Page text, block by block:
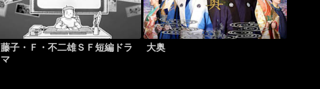
藤子・Ｆ・不二雄ＳＦ短編ドラ
マ
大奥